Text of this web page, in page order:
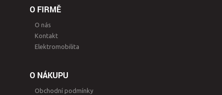
O FIRMĚ
O nás
Kontakt
Elektromobilita
O NÁKUPU
Obchodní podmínky